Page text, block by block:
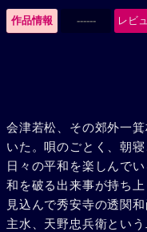
作品情報 ------ レビ
会津若松、その郊外一
いた。唄のごとく、朝
日々の平和を楽しんで
和を破る出来事が持ち
見込んで秀安寺の透関
主水、天野忠兵衛とい